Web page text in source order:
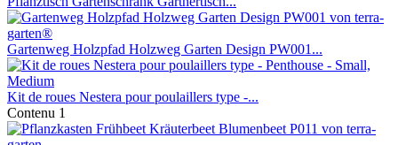
Gartenweg Holzpfad Holzweg Garten Design PW001...
Kit de roues Nestera pour poulaillers type -...
Contenu 1